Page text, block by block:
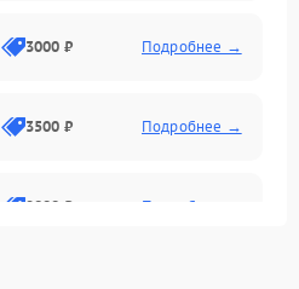
3000 ₽ Подробнее →
3500 ₽ Подробнее →
2800 ₽ Подробнее →